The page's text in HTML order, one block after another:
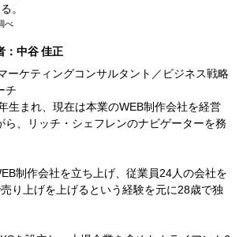
。
べ
：中谷 佳正
ーケティングコンサルタント／ビジネス戦略
チ
生まれ、現在は本業のWEB制作会社を経営
ら、リッチ・シェフレンのナビゲーターを務
制作会社を立ち上げ、従業員24人の会社を
り上げを上げるという経験を元に28歳で独